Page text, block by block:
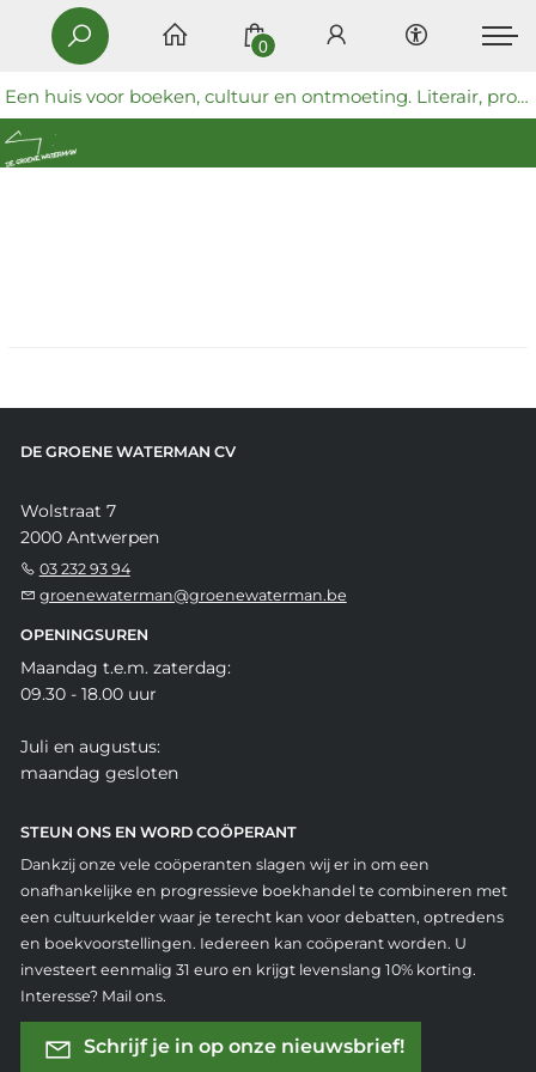
Een huis voor boeken, cultuur en ontmoeting. Literair, progressief en coöperatief.
0
DE GROENE WATERMAN CV
Wolstraat 7
2000 Antwerpen
03 232 93 94
groenewaterman@groenewaterman.be
OPENINGSUREN
Maandag t.e.m. zaterdag:
09.30 - 18.00 uur
Juli en augustus:
maandag gesloten
STEUN ONS EN WORD COÖPERANT
Dankzij onze vele coöperanten slagen wij er in om een
onafhankelijke en progressieve boekhandel te combineren met
een cultuurkelder waar je terecht kan voor debatten, optredens
en boekvoorstellingen. Iedereen kan coöperant worden. U
investeert eenmalig 31 euro en krijgt levenslang 10% korting.
Interesse? Mail ons.
Schrijf je in op onze nieuwsbrief!